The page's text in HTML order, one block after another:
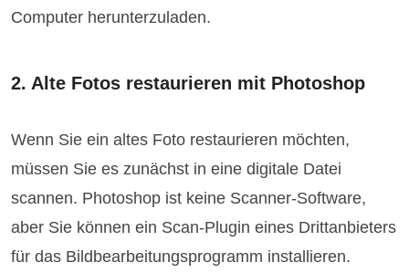
Computer herunterzuladen.
2. Alte Fotos restaurieren mit Photoshop
Wenn Sie ein altes Foto restaurieren möchten,
müssen Sie es zunächst in eine digitale Datei
scannen. Photoshop ist keine Scanner-Software,
aber Sie können ein Scan-Plugin eines Drittanbieters
für das Bildbearbeitungsprogramm installieren.